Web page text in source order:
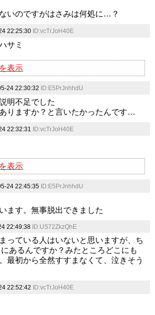
いのですがはさみは何処に…？
22:25:30 ID:vcTrJoH40E
サミ
表示
24 22:30:32 ID:E5PrJnhhdU
明不足でした
りますか？と言いたかったんです…
22:32:31 ID:vcTrJoH40E
表示
24 22:45:35 ID:E5PrJnhhdU
ます。無事脱出できました
22:49:38 ID:US72ZkzQhE
っている人はいないと思いますが、ち
あるんですか？みたところどこにも
最初から全然すすまなくて、泣きそう
22:52:42 ID:vcTrJoH40E